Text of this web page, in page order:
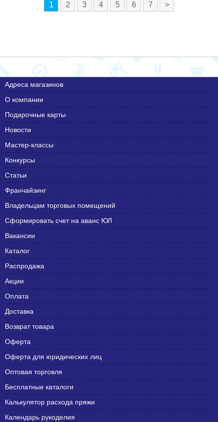
1 2 3 4 5 6 7 >
Адреса магазинов
О компании
Подарочные карты
Новости
Мастер-классы
Конкурсы
Статьи
Франчайзинг
Владельцам торговых помещений
Сформировать счет на аванс ЮЛ
Вакансии
Каталог
Распродажа
Акции
Оплата
Доставка
Возврат товара
Оферта
Оферта для юридических лиц
Оптовая торговля
Бесплатные каталоги
Калькулятор расхода пряжи
Календарь рукоделия